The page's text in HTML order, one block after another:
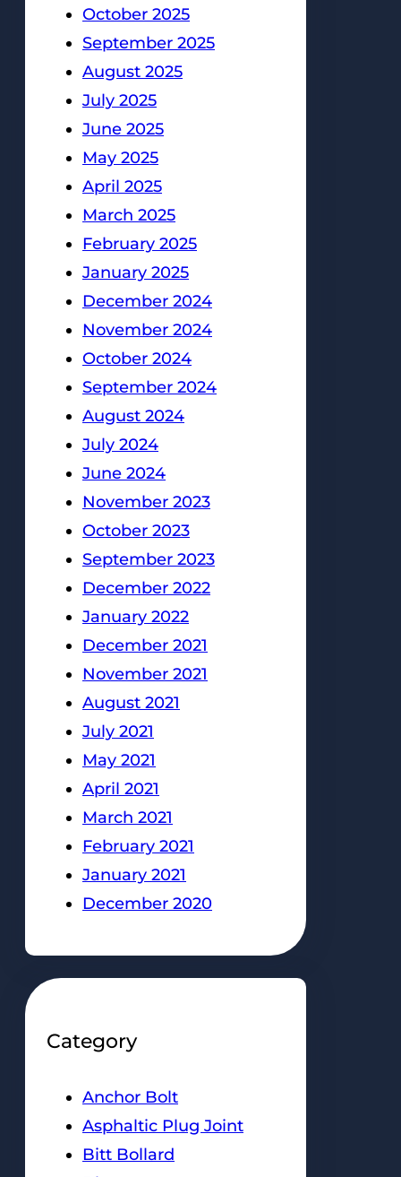
October 2025
September 2025
August 2025
July 2025
June 2025
May 2025
April 2025
March 2025
February 2025
January 2025
December 2024
November 2024
October 2024
September 2024
August 2024
July 2024
June 2024
November 2023
October 2023
September 2023
December 2022
January 2022
December 2021
November 2021
August 2021
July 2021
May 2021
April 2021
March 2021
February 2021
January 2021
December 2020
Category
Anchor Bolt
Asphaltic Plug Joint
Bitt Bollard